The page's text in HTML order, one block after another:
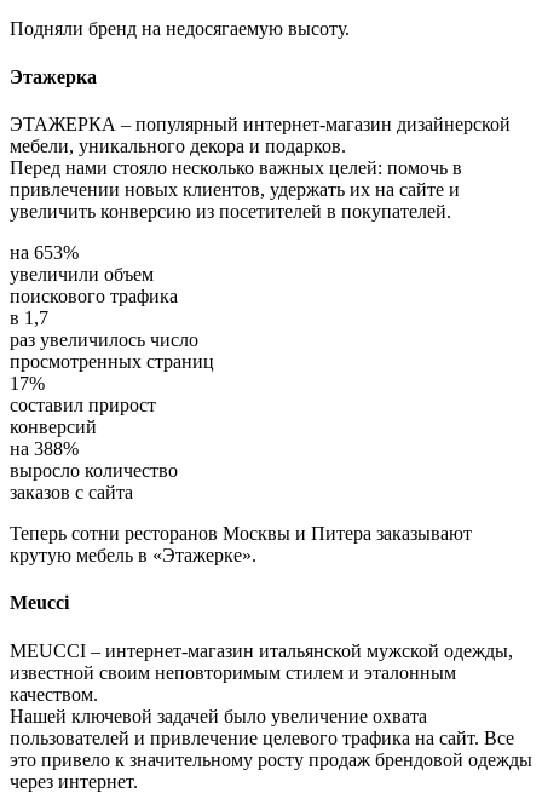
Подняли бренд на недосягаемую высоту.
Этажерка
ЭТАЖЕРКА – популярный интернет-магазин дизайнерской
мебели, уникального декора и подарков.
Перед нами стояло несколько важных целей: помочь в
привлечении новых клиентов, удержать их на сайте и
увеличить конверсию из посетителей в покупателей.
на 653%
увеличили объем
поискового трафика
в 1,7
раз увеличилось число
просмотренных страниц
17%
составил прирост
конверсий
на 388%
выросло количество
заказов с сайта
Теперь сотни ресторанов Москвы и Питера заказывают
крутую мебель в «Этажерке».
Meucci
MEUCCI – интернет-магазин итальянской мужской одежды,
известной своим неповторимым стилем и эталонным
качеством.
Нашей ключевой задачей было увеличение охвата
пользователей и привлечение целевого трафика на сайт. Все
это привело к значительному росту продаж брендовой одежды
через интернет.